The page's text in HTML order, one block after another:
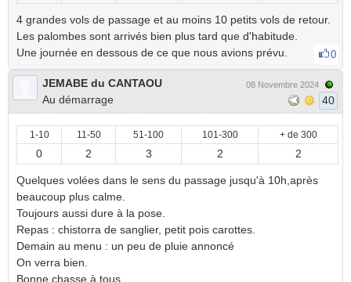
4 grandes vols de passage et au moins 10 petits vols de retour.
Les palombes sont arrivés bien plus tard que d'habitude.
Une journée en dessous de ce que nous avions prévu.
0
JEMABE du CANTAOU
Au démarrage
08 Novembre 2024
40
1-10 11-50 51-100 101-300 + de 300
0 2 3 2 2
Quelques volées dans le sens du passage jusqu'à 10h,après
beaucoup plus calme.
Toujours aussi dure à la pose.
Repas : chistorra de sanglier, petit pois carottes.
Demain au menu : un peu de pluie annoncé
On verra bien.
Bonne chasse à tous.